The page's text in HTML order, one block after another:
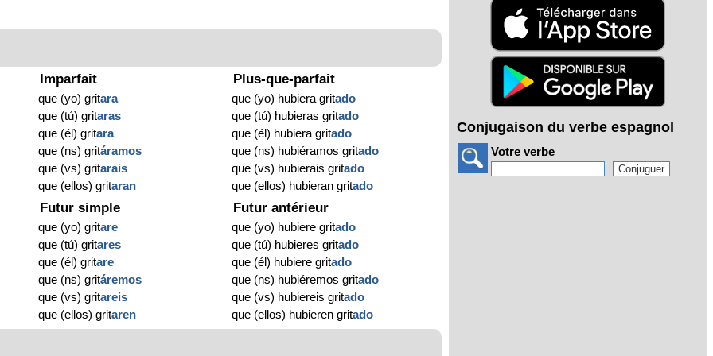
Imparfait
que (yo) gritara
que (tú) gritaras
que (él) gritara
que (ns) gritáramos
que (vs) gritarais
que (ellos) gritaran
Plus-que-parfait
que (yo) hubiera gritado
que (tú) hubieras gritado
que (él) hubiera gritado
que (ns) hubiéramos gritado
que (vs) hubierais gritado
que (ellos) hubieran gritado
Futur simple
que (yo) gritare
que (tú) gritares
que (él) gritare
que (ns) gritáremos
que (vs) gritareis
que (ellos) gritaren
Futur antérieur
que (yo) hubiere gritado
que (tú) hubieres gritado
que (él) hubiere gritado
que (ns) hubiéremos gritado
que (vs) hubiereis gritado
que (ellos) hubieren gritado
Conjugaison du verbe espagnol
Votre verbe